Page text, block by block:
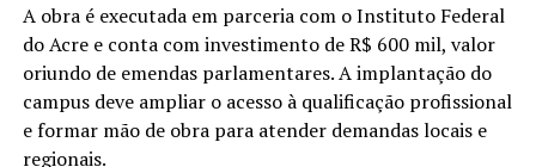
A obra é executada em parceria com o Instituto Federal
do Acre e conta com investimento de R$ 600 mil, valor
oriundo de emendas parlamentares. A implantação do
campus deve ampliar o acesso à qualificação profissional
e formar mão de obra para atender demandas locais e
regionais.